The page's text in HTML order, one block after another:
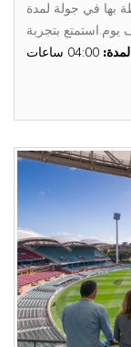
بها في جولة لمدة